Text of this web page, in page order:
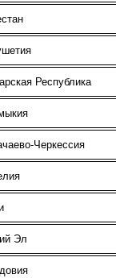
Республика
Черкессия
Эл